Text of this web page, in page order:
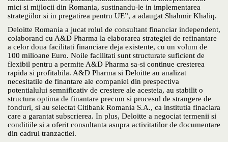
mici si mijlocii din Romania, sustinandu-le in implementarea
strategiilor si in pregatirea pentru UE”, a adaugat Shahmir Khaliq.
Deloitte Romania a jucat rolul de consultant financiar independent,
colaborand cu A&D Pharma la elaborarea strategiei de refinantare
a celor doua facilitati financiare deja existente, cu un volum de
100 milioane Euro. Noile facilitati sunt structurate suficient de
flexibil pentru a permite A&D Pharma sa-si continue cresterea
rapida si profitabila. A&D Pharma si Deloitte au analizat
necesitatile de finantare ale companiei din prespectiva
potentialului semnificativ de crestere ale acesteia, au stabilit o
structura optima de finantare precum si procesul de strangere de
fonduri, si au selectat Citibank Romania S.A., ca institutia finaciara
care a garantat subscrierea. In plus, Deloitte a negociat termenii si
conditiile si a oferit consultanta asupra activitatilor de documentare
din cadrul tranzactiei.